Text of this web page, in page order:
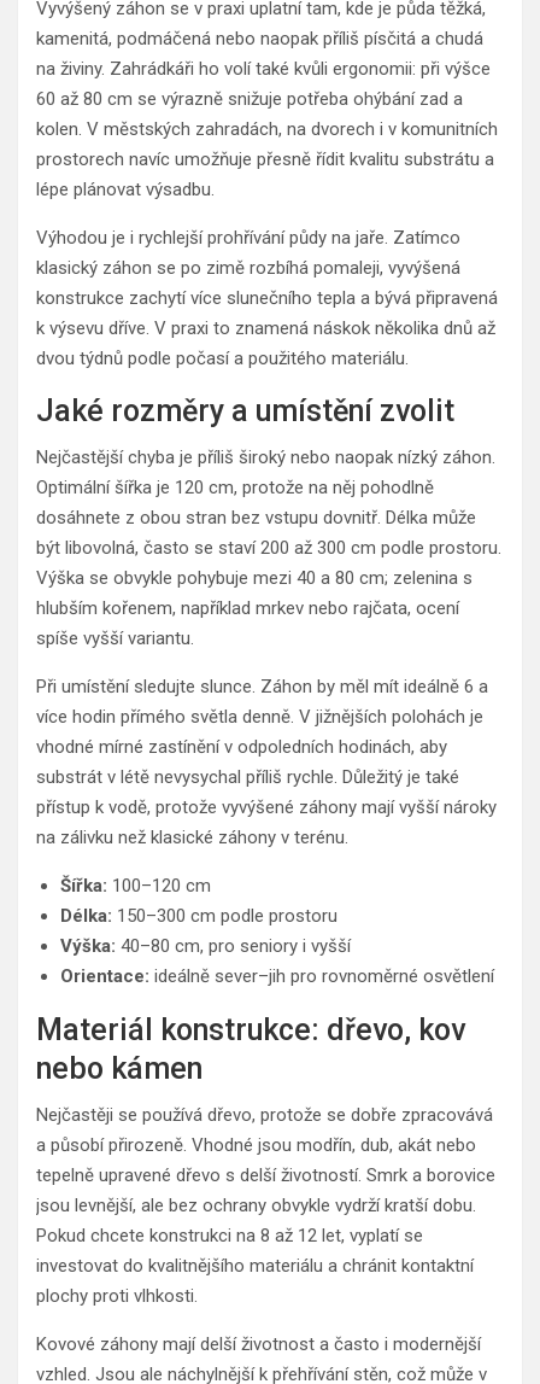
Vyvýšený záhon se v praxi uplatní tam, kde je půda těžká,
kamenitá, podmáčená nebo naopak příliš písčitá a chudá
na živiny. Zahrádkáři ho volí také kvůli ergonomii: při výšce
60 až 80 cm se výrazně snižuje potřeba ohýbání zad a
kolen. V městských zahradách, na dvorech i v komunitních
prostorech navíc umožňuje přesně řídit kvalitu substrátu a
lépe plánovat výsadbu.
Výhodou je i rychlejší prohřívání půdy na jaře. Zatímco
klasický záhon se po zimě rozbíhá pomaleji, vyvýšená
konstrukce zachytí více slunečního tepla a bývá připravená
k výsevu dříve. V praxi to znamená náskok několika dnů až
dvou týdnů podle počasí a použitého materiálu.
Jaké rozměry a umístění zvolit
Nejčastější chyba je příliš široký nebo naopak nízký záhon.
Optimální šířka je 120 cm, protože na něj pohodlně
dosáhnete z obou stran bez vstupu dovnitř. Délka může
být libovolná, často se staví 200 až 300 cm podle prostoru.
Výška se obvykle pohybuje mezi 40 a 80 cm; zelenina s
hlubším kořenem, například mrkev nebo rajčata, ocení
spíše vyšší variantu.
Při umístění sledujte slunce. Záhon by měl mít ideálně 6 a
více hodin přímého světla denně. V jižnějších polohách je
vhodné mírné zastínění v odpoledních hodinách, aby
substrát v létě nevysychal příliš rychle. Důležitý je také
přístup k vodě, protože vyvýšené záhony mají vyšší nároky
na zálivku než klasické záhony v terénu.
Šířka: 100–120 cm
Délka: 150–300 cm podle prostoru
Výška: 40–80 cm, pro seniory i vyšší
Orientace: ideálně sever–jih pro rovnoměrné osvětlení
Materiál konstrukce: dřevo, kov
nebo kámen
Nejčastěji se používá dřevo, protože se dobře zpracovává
a působí přirozeně. Vhodné jsou modřín, dub, akát nebo
tepelně upravené dřevo s delší životností. Smrk a borovice
jsou levnější, ale bez ochrany obvykle vydrží kratší dobu.
Pokud chcete konstrukci na 8 až 12 let, vyplatí se
investovat do kvalitnějšího materiálu a chránit kontaktní
plochy proti vlhkosti.
Kovové záhony mají delší životnost a často i modernější
vzhled. Jsou ale náchylnější k přehřívání stěn, což může v